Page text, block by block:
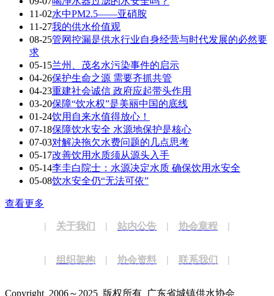
11-02水中PM2.5——亚硝胺
11-27我的供水价值观
08-25管网控漏是供水行业自身经营与时代发展的必然要
求
05-15兰州、茂名水污染事件的启示
04-26保护生命之源 需要齐抓共管
04-23重建社会诚信 政府应起带头作用
03-20保障“饮水权”是美丽中国的底线
01-24饮用自来水值得放心！
07-18保障饮水安全 水源地保护是核心
07-03对解决拖欠水费问题的几点思考
05-17改善饮用水质须从源头入手
05-14李圭白院士：水源决定水质 确保饮用水安全
05-08饮水安全仍“无法可依”
查看更多
| 关于我们 | 站内公告 | 协会章程 |
| 组织架构 | 协会资料 | 联系我们 |
Copyright 2006～2025 版权所有 广东省城镇供水协会